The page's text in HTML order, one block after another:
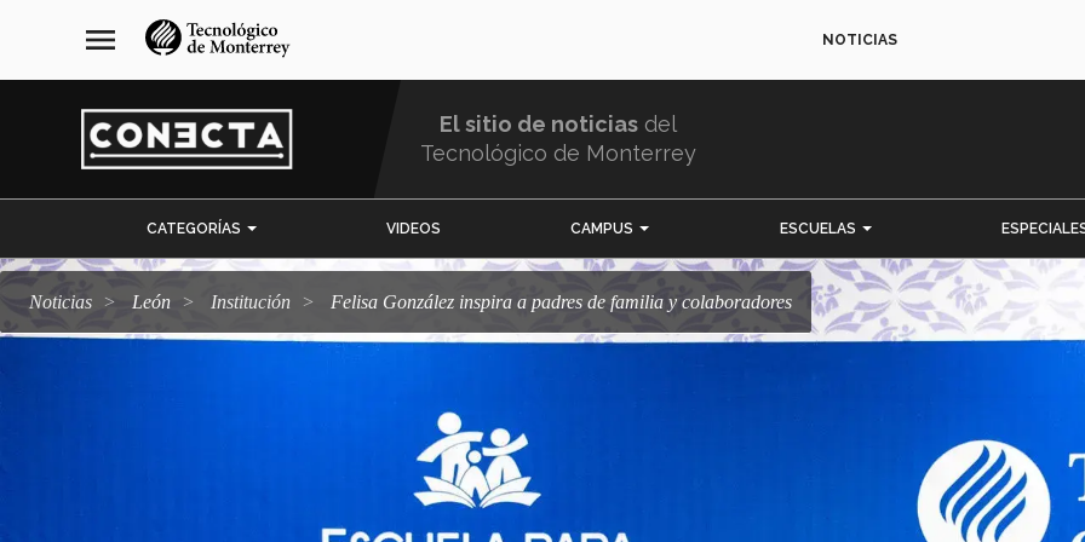
navegación
principal
menu NOTICIAS
El sitio de noticias del
Tecnológico de Monterrey
CATEGORÍAS VIDEOS CAMPUS ESCUELAS
Noticias León Institución Felisa González inspira a padres de familia y colaboradores